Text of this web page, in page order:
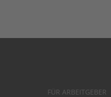
FÜR ARBEITGEBER